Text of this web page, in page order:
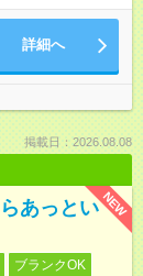
詳細へ
掲載日：2026.08.08
NEW
あっとい
ブランクOK